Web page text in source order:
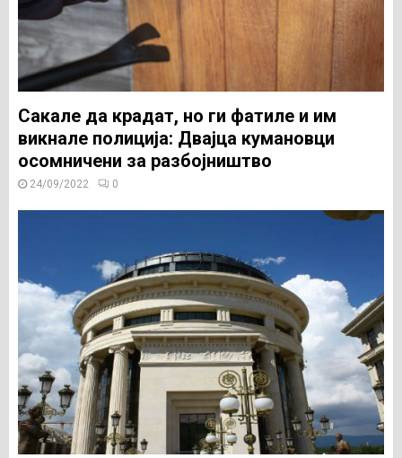
Сакале да крадат, но ги фатиле и им
викнале полиција: Двајца кумановци
осомничени за разбојништво
24/09/2022 0